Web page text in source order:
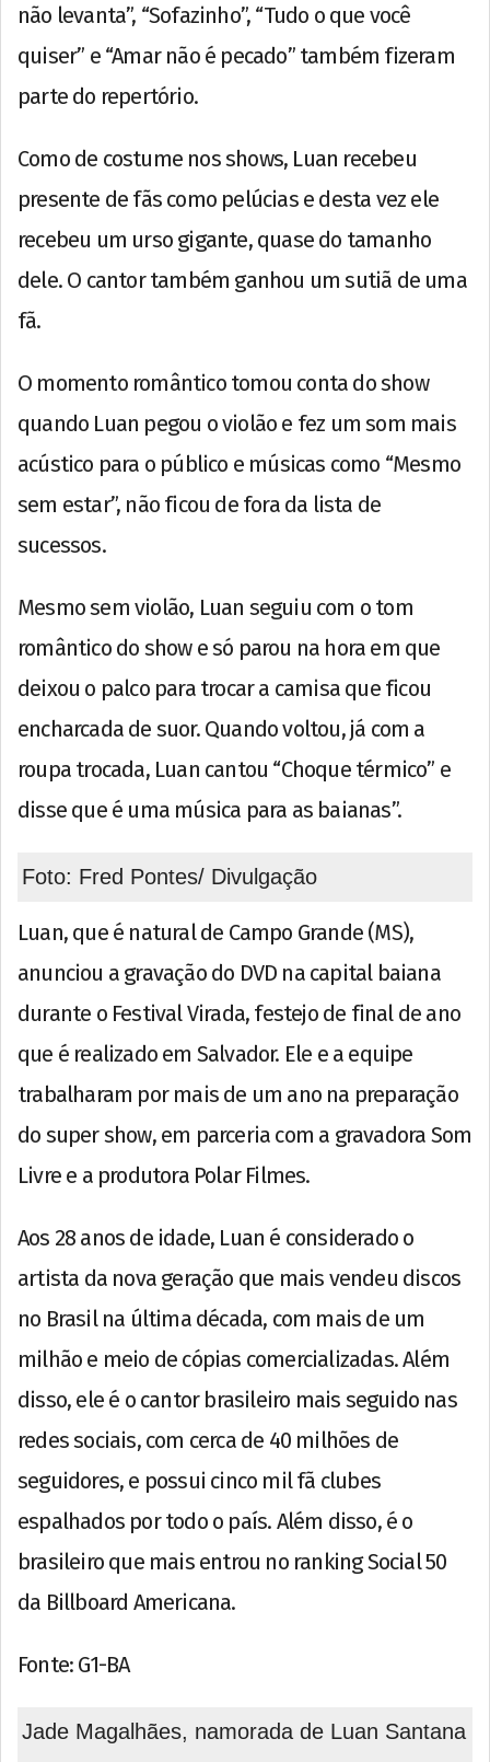
não levanta”, “Sofazinho”, “Tudo o que você
quiser” e “Amar não é pecado” também fizeram
parte do repertório.
Como de costume nos shows, Luan recebeu
presente de fãs como pelúcias e desta vez ele
recebeu um urso gigante, quase do tamanho
dele. O cantor também ganhou um sutiã de uma
fã.
O momento romântico tomou conta do show
quando Luan pegou o violão e fez um som mais
acústico para o público e músicas como “Mesmo
sem estar”, não ficou de fora da lista de
sucessos.
Mesmo sem violão, Luan seguiu com o tom
romântico do show e só parou na hora em que
deixou o palco para trocar a camisa que ficou
encharcada de suor. Quando voltou, já com a
roupa trocada, Luan cantou “Choque térmico” e
disse que é uma música para as baianas”.
Foto: Fred Pontes/ Divulgação
Luan, que é natural de Campo Grande (MS),
anunciou a gravação do DVD na capital baiana
durante o Festival Virada, festejo de final de ano
que é realizado em Salvador. Ele e a equipe
trabalharam por mais de um ano na preparação
do super show, em parceria com a gravadora Som
Livre e a produtora Polar Filmes.
Aos 28 anos de idade, Luan é considerado o
artista da nova geração que mais vendeu discos
no Brasil na última década, com mais de um
milhão e meio de cópias comercializadas. Além
disso, ele é o cantor brasileiro mais seguido nas
redes sociais, com cerca de 40 milhões de
seguidores, e possui cinco mil fã clubes
espalhados por todo o país. Além disso, é o
brasileiro que mais entrou no ranking Social 50
da Billboard Americana.
Fonte: G1-BA
Jade Magalhães, namorada de Luan Santana